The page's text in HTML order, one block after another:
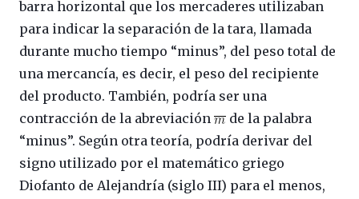
barra horizontal que los mercaderes utilizaban
para indicar la separación de la tara, llamada
durante mucho tiempo “minus”, del peso total de
una mercancía, es decir, el peso del recipiente
del producto. También, podría ser una
contracción de la abreviación
de la palabra
“minus”. Según otra teoría, podría derivar del
signo utilizado por el matemático griego
Diofanto de Alejandría (siglo III) para el menos,